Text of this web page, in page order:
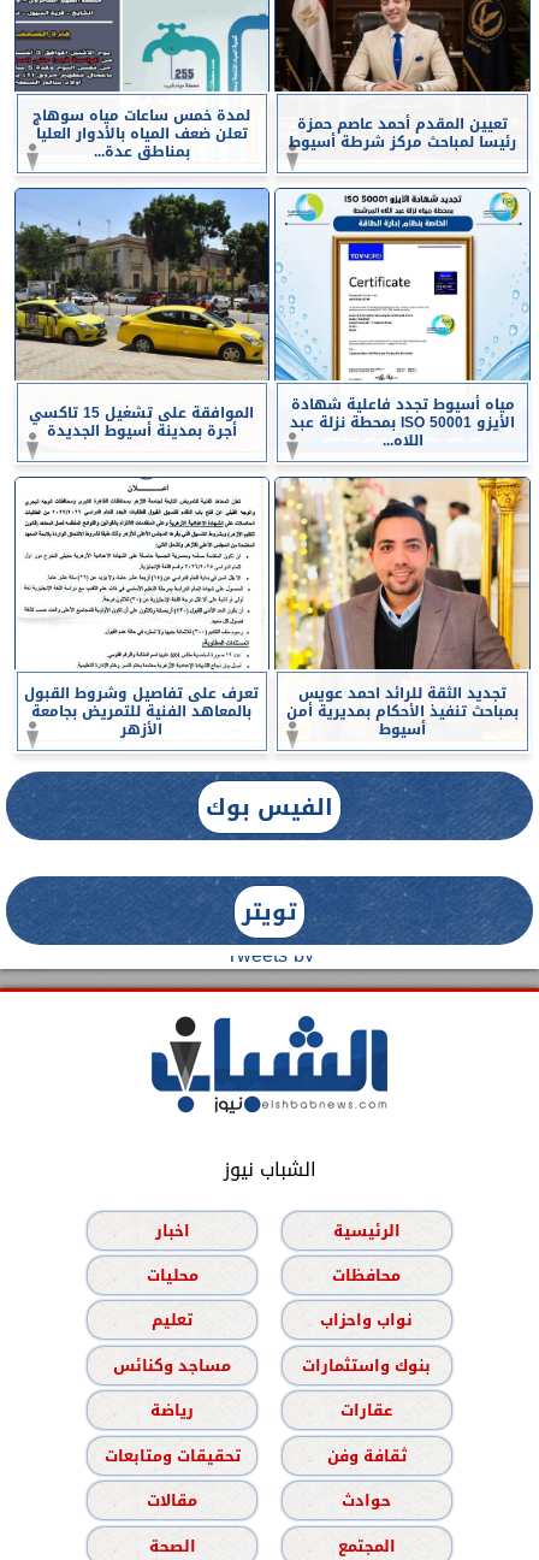
تعيين المقدم أحمد عاصم حمزة
رئيسا لمباحث مركز شرطة أسيوط
لمدة خمس ساعات مياه سوهاج
تعلن ضعف المياه بالأدوار العليا
بمناطق عدة...
مياه أسيوط تجدد فاعلية شهادة
الأيزو ISO 50001 بمحطة نزلة عبد
اللاه...
الموافقة على تشغيل 15 تاكسي
أجرة بمدينة أسيوط الجديدة
تجديد الثقة للرائد احمد عويس
بمباحث تنفيذ الأحكام بمديرية أمن
أسيوط
تعرف على تفاصيل وشروط القبول
بالمعاهد الفنية للتمريض بجامعة
الأزهر
الفيس بوك
تويتر
Tweets by
الشباب نيوز
الرئيسية
اخبار
محافظات
محليات
نواب واحزاب
تعليم
بنوك واستثمارات
مساجد وكنائس
عقارات
رياضة
ثقافة وفن
تحقيقات ومتابعات
حوادث
مقالات
المجتمع
الصحة